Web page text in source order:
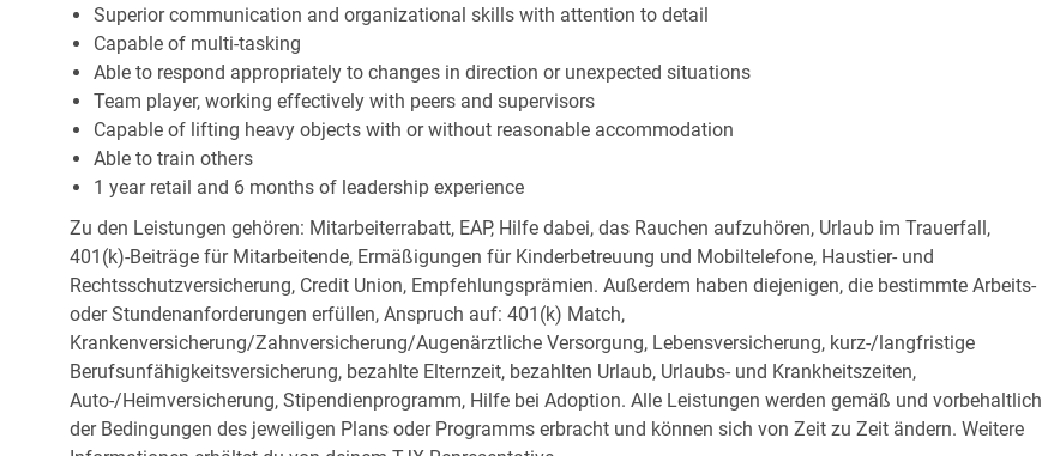
Superior communication and organizational skills with attention to detail
Capable of multi-tasking
Able to respond appropriately to changes in direction or unexpected situations
Team player, working effectively with peers and supervisors
Capable of lifting heavy objects with or without reasonable accommodation
Able to train others
1 year retail and 6 months of leadership experience
Zu den Leistungen gehören: Mitarbeiterrabatt, EAP, Hilfe dabei, das Rauchen aufzuhören, Urlaub im Trauerfall,
401(k)-Beiträge für Mitarbeitende, Ermäßigungen für Kinderbetreuung und Mobiltelefone, Haustier- und
Rechtsschutzversicherung, Credit Union, Empfehlungsprämien. Außerdem haben diejenigen, die bestimmte Arbeits-
oder Stundenanforderungen erfüllen, Anspruch auf: 401(k) Match,
Krankenversicherung/Zahnversicherung/Augenärztliche Versorgung, Lebensversicherung, kurz-/langfristige
Berufsunfähigkeitsversicherung, bezahlte Elternzeit, bezahlten Urlaub, Urlaubs- und Krankheitszeiten,
Auto-/Heimversicherung, Stipendienprogramm, Hilfe bei Adoption. Alle Leistungen werden gemäß und vorbehaltlich
der Bedingungen des jeweiligen Plans oder Programms erbracht und können sich von Zeit zu Zeit ändern. Weitere